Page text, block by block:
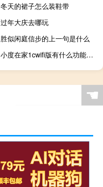
冬天的裙子怎么装鞋带
过年大庆去哪玩
胜似闲庭信步的上一句是什么
小度在家1cwifi版有什么功能（小度在家为什么连不上wifi）
☚